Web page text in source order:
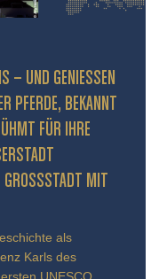
– UND GENIESSEN S
BEKANNT D
FÜR IHRE PR
PR
MIT HIS
als
Karls des